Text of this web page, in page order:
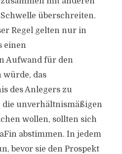
überschreiten.
Regel gelten nur in
einen
Aufwand für den
würde, das
des Anlegers zu
unverhältnismäßigen
wollen, sollten sich
abstimmen. In jedem
bevor sie den Prospekt